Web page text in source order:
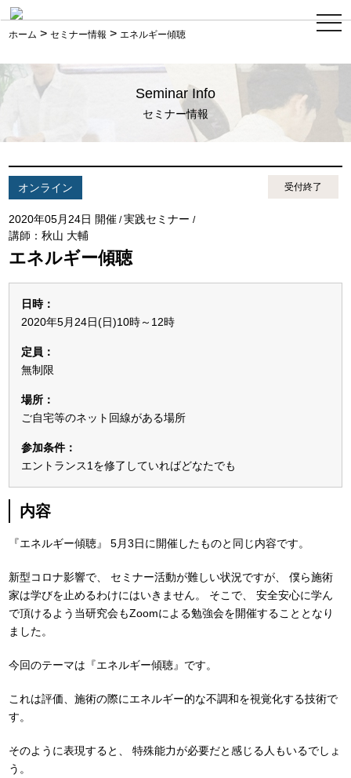
ホーム >セミナー情報 > エネルギー傾聴
Seminar Info
セミナー情報
オンライン 受付終了
2020年05月24日 開催 /実践セミナー/
講師：秋山 大輔
エネルギー傾聴
日時：
2020年5月24日(日)10時～12時
定員：
無制限
場所：
ご自宅等のネット回線がある場所
参加条件：
エントランス1を修了していればどなたでも
内容
『エネルギー傾聴』 5月3日に開催したものと同じ内容です。
新型コロナ影響で、 セミナー活動が難しい状況ですが、
僕ら施術
家は学びを止めるわけにはいきません。
そこで、
安全安心に学ん
で頂けるよう当研究会もZoomによる勉強会を開催することとなり
ました。
今回のテーマは『エネルギー傾聴』です。
これは評価、施術の際にエネルギー的な不調和を視覚化する技術で
す。
そのように表現すると、
特殊能力が必要だと感じる人もいるでしょ
う。
ス
マ
メ